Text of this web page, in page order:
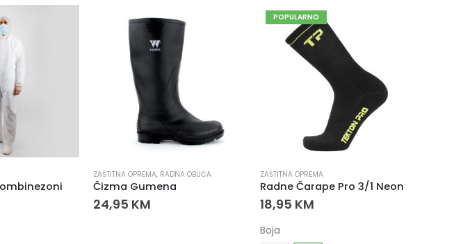
ZAŠTITNA OPREMA, RADNA OBUĆA
Čizma Gumena
24,95 KM
POPULARNO
ZAŠTITNA OPREMA
Radne Čarape Pro 3/1 Neon
18,95 KM
Boja